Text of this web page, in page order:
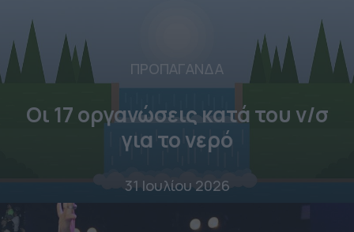
ΠΡΟΠΑΓΑΝΔΑ
Οι 17 οργανώσεις κατά του ν/σ
για το νερό
31 Ιουλίου 2026